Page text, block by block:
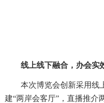
线上线下融合，办会实
本次博览会创新采用线
建“两岸会客厅”，直播推介